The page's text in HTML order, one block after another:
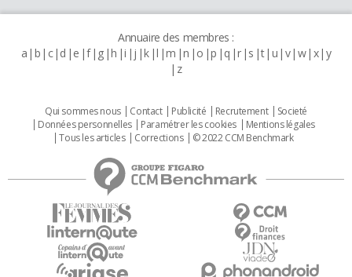
Annuaire des membres :
a b c d e f g h i j k l m n o p q r s t u v w x y
z
Qui sommes nous Contact Publicité Recrutement
Societé
Données personnelles
Paramétrer les cookies
Mentions légales
Tous les articles
Corrections © 2022 CCM Benchmark